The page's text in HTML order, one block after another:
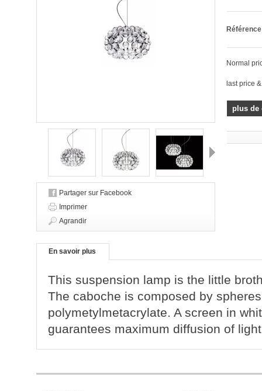
Partager sur Facebook
Imprimer
Agrandir
Normal
last price
plus de
En savoir plus
This suspension lamp is the little
The caboche is composed by
polymetylmetacrylate. A screen in
guarantees maximum diffusion of